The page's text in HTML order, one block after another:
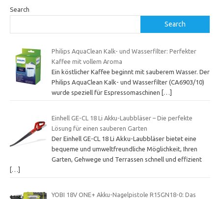
Search
Search
Philips AquaClean Kalk- und Wasserfilter: Perfekter
Kaffee mit vollem Aroma
Ein köstlicher Kaffee beginnt mit sauberem Wasser. Der
Philips AquaClean Kalk- und Wasserfilter (CA6903/10)
wurde speziell für Espressomaschinen
[…]
Einhell GE-CL 18 Li Akku-Laubbläser – Die perfekte
Lösung für einen sauberen Garten
Der Einhell GE-CL 18 Li Akku-Laubbläser bietet eine
bequeme und umweltfreundliche Möglichkeit, Ihren
Garten, Gehwege und Terrassen schnell und effizient
[…]
YOBI 18V ONE+ Akku-Nagelpistole R15GN18-0: Das